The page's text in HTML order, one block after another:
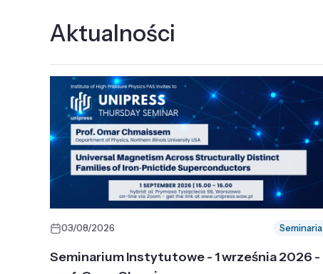
Aktualności
03/08/2026 Seminaria
Seminarium Instytutowe - 1 września 2026 -